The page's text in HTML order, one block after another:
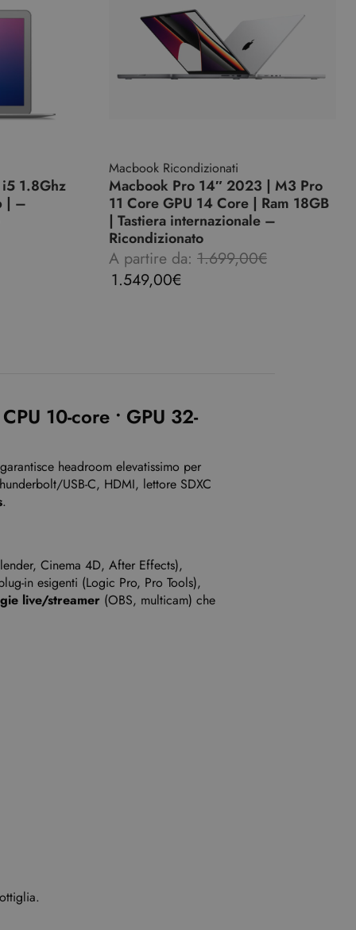
1.8Ghz
| –
Macbook Ricondizionati
Macbook Pro 14″ 2023 | M3 Pro
11 Core GPU 14 Core | Ram 18GB
| Tastiera internazionale –
Ricondizionato
A partire da: 1.699,00€
1.549,00€
10-core • GPU 32-
headroom elevatissimo per
USB-C, HDMI, lettore SDXC
.
Cinema 4D, After Effects),
in esigenti (Logic Pro, Pro Tools),
live/streamer (OBS, multicam) che